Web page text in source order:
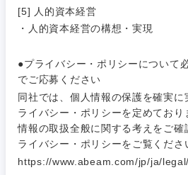
[5] 人的資本経営
・人的資本経営の構想・実現
●プライバシー・ポリシーについて
でご応募ください
同社では、個人情報の保護を確実
ライバシー・ポリシーを定めており
情報の取扱全般に関する考えをご
ライバシー・ポリシーをご覧くださ
https://www.abeam.com/jp/ja/
コンサル
タント
専門職
技術職
（IT）、
Webサー
ビス・制
作、ゲー
ム
技術職（IT）、Webサービス・
金融専門職
メディカル
不動産専門職
倉庫・運輸・物流
小売・通販・外食
IT・通信
WEBサービス
転勤なし
フルリモート
完全週休2日制